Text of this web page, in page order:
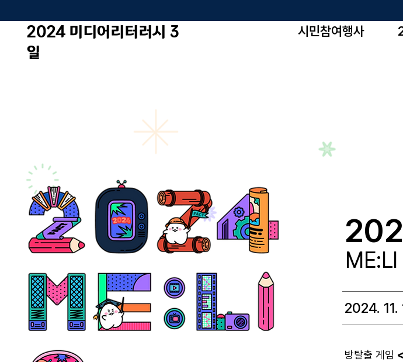
2024 미디어리터러시 3
일
시민참여행사
2024. 11.
​방탈출 게임